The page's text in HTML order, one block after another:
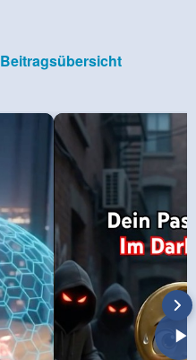
Beitragsübersicht